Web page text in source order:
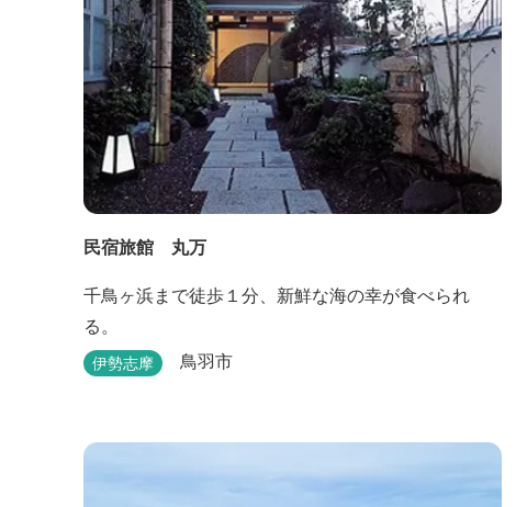
民宿旅館 丸万
千鳥ヶ浜まで徒歩１分、新鮮な海の幸が食べられ
る。
伊勢志摩 鳥羽市